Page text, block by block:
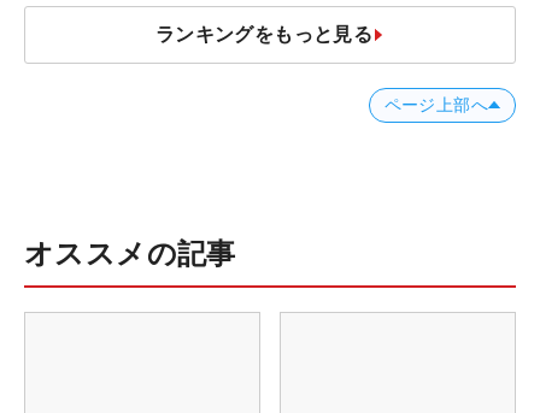
ランキングをもっと見る
ページ上部へ
オススメの記事